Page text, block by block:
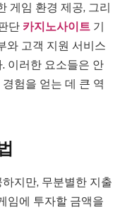
게임 환경 제공, 그리
단 카지노사이트 기
와 고객 지원 서비스
이러한 요소들은 안
험을 얻는 데 큰 역
지만, 무분별한 지출
임에 투자할 금액을